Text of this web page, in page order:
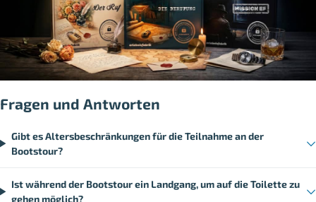
Fragen und Antworten
Gibt es Altersbeschränkungen für die Teilnahme an der
Bootstour?
Ist während der Bootstour ein Landgang, um auf die Toilette zu
gehen möglich?